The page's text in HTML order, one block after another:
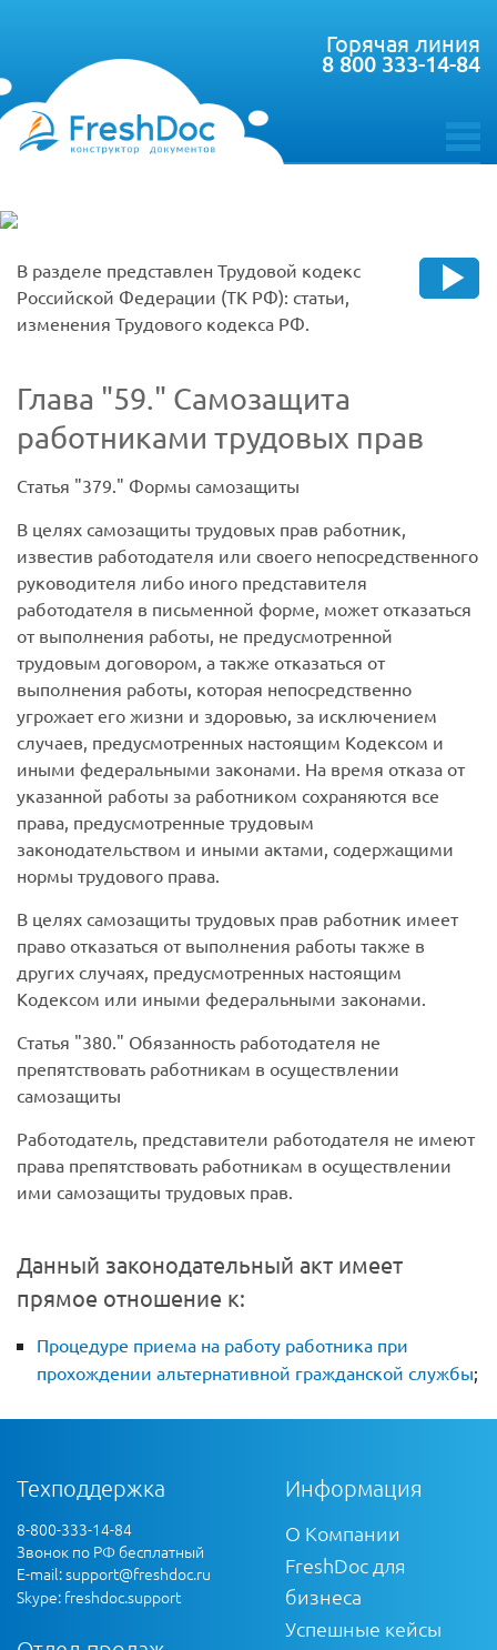
toggle
Горячая линия
8 800 333-14-84
В разделе представлен Трудовой кодекс
Российской Федерации (ТК РФ): статьи,
изменения Трудового кодекса РФ.
Глава 59.
Самозащита
работниками трудовых прав
Статья 379.
Формы самозащиты
В целях самозащиты трудовых прав работник,
известив работодателя или своего непосредственного
руководителя либо иного представителя
работодателя в письменной форме, может отказаться
от выполнения работы, не предусмотренной
трудовым договором, а также отказаться от
выполнения работы, которая непосредственно
угрожает его жизни и здоровью, за исключением
случаев, предусмотренных настоящим Кодексом и
иными федеральными законами. На время отказа от
указанной работы за работником сохраняются все
права, предусмотренные трудовым
законодательством и иными актами, содержащими
нормы трудового права.
В целях самозащиты трудовых прав работник имеет
право отказаться от выполнения работы также в
других случаях, предусмотренных настоящим
Кодексом или иными федеральными законами.
Статья
380.
Обязанность работодателя не
препятствовать работникам в осуществлении
самозащиты
Работодатель, представители работодателя не имеют
права препятствовать работникам в осуществлении
ими самозащиты трудовых прав.
Данный законодательный акт имеет
прямое отношение к:
Процедуре приема на работу работника при
прохождении альтернативной гражданской службы;
Техподдержка
8-800-333-14-84
Звонок по РФ бесплатный
E-mail:support@freshdoc.ru
Skype: freshdoc.support
Информация
О Компании
FreshDoc для
бизнеса
Успешные кейсы